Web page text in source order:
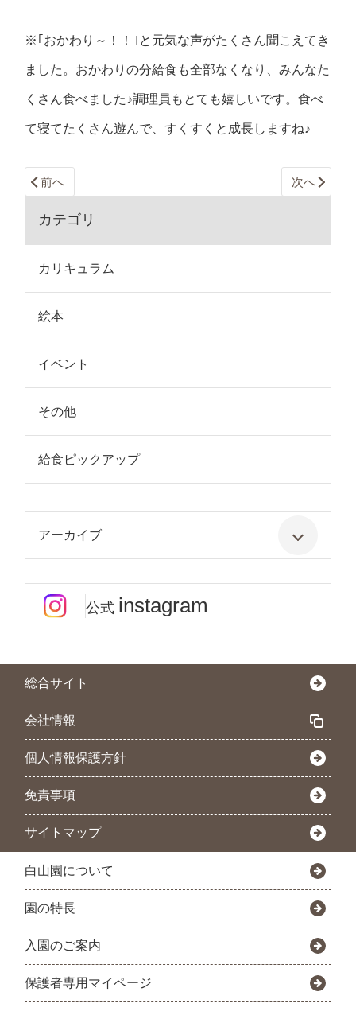
※｢おかわり～！！｣と元気な声がたくさん聞こえてき
ました。おかわりの分給食も全部なくなり、みんなた
くさん食べました♪調理員もとても嬉しいです。食べ
て寝てたくさん遊んで、すくすくと成長しますね♪
前へ 次へ
カテゴリ
カリキュラム
絵本
イベント
その他
給食ピックアップ
アーカイブ
公式 instagram
総合サイト
会社情報
個人情報保護方針
免責事項
サイトマップ
白山園について
園の特長
入園のご案内
保護者専用マイページ